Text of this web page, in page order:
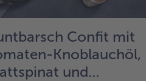
Confit mit
Knoblauchöl,
und